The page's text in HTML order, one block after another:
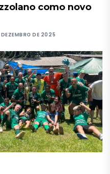
como novo
DEZEMBRO DE 2025